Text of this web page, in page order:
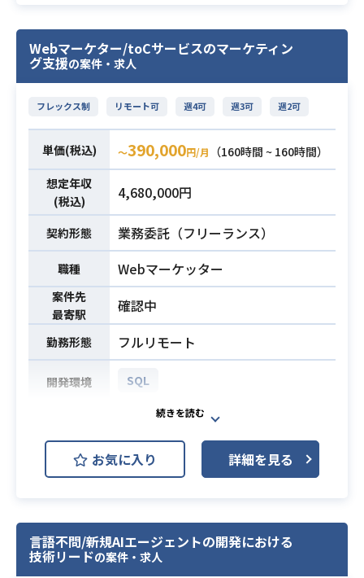
必須スキル
・システム開発・Web環境に関する
理解
・チームマネジメント・協力パート
ナーの管理経験
・要件定義、基本設計、詳細設計の
ご経験
・顧客折衝のご経験
業務内容
A/Bテストの設計、レポート作成など
を行い、獲得効率の最大化を推進し
ていただきます。
下記の業務を担っていただく想定で
す。
・主要なSNSや検索エンジンを含む
複数媒体の広告運用、入稿、および
予算の管理
・日次や週次での数値監視、主要業
績評価指標のモニタリング、および
レポートの作成
・獲得単価や投資対効果などの指標
・広告クリエイティブの効果検証と
運用視点での改善案の策定
・A/Bテストの設計、実施、および検
証
ューションデータの分析と媒体評価
※詳細は面談時にお伝えします。
・スマートフォンアプリ向け広告の
用経験
・主要なSNS広告および検索連動型
Webマーケター/toCサービスのマーケティン
グ支援の案件・求人
フレックス制 リモート可 週4可 週3可 週2可
単価(税込) 〜390,000円/月
（160時間 ~ 160時間）
想定年収
(税込)
4,680,000円
契約形態 業務委託（フリーランス）
職種 Webマーケッター
案件先
最寄駅
確認中
勤務形態 フルリモート
開発環境 SQL
事業拡大に伴い、toC向けサービスの
マーケティング体制を強化するため
の支援を想定しています。
広告運用のサポートや数値管理、各
行、
市場動向やユーザーインサイトの調
査・分析まで、事業成長に直結する
お気に入り 詳細を見る
言語不問/新規AIエージェントの開発における
技術リードの案件・求人